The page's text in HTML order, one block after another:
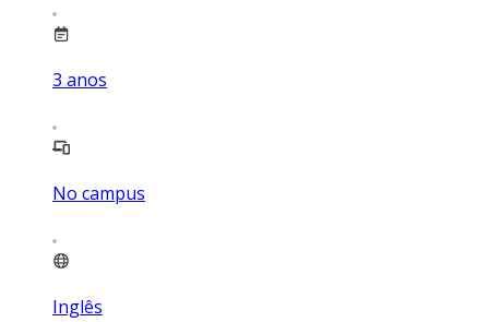
3 anos
No campus
Inglês